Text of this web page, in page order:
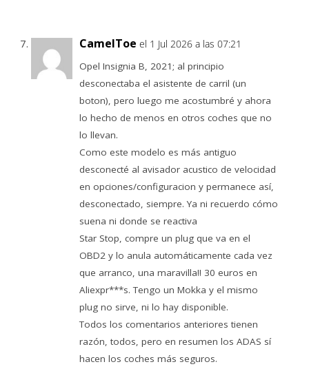
CamelToe el 1 Jul 2026 a las 07:21
Opel Insignia B, 2021; al principio
desconectaba el asistente de carril (un
boton), pero luego me acostumbré y ahora
lo hecho de menos en otros coches que no
lo llevan.
Como este modelo es más antiguo
desconecté al avisador acustico de velocidad
en opciones/configuracion y permanece así,
desconectado, siempre. Ya ni recuerdo cómo
suena ni donde se reactiva
Star Stop, compre un plug que va en el
OBD2 y lo anula automáticamente cada vez
que arranco, una maravilla!! 30 euros en
Aliexpr***s. Tengo un Mokka y el mismo
plug no sirve, ni lo hay disponible.
Todos los comentarios anteriores tienen
razón, todos, pero en resumen los ADAS sí
hacen los coches más seguros.